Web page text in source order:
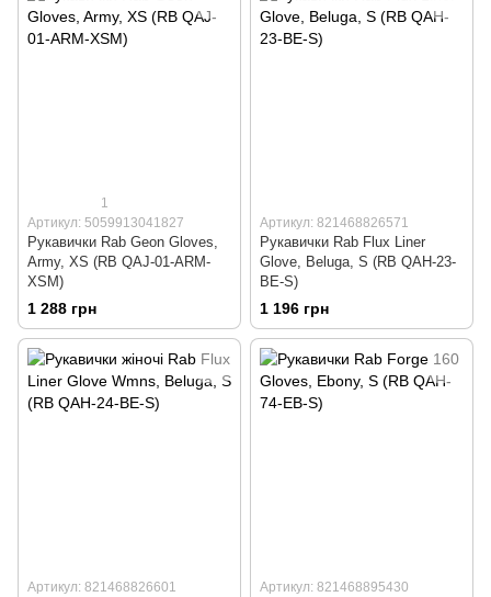
1
Артикул: 5059913041827
Рукавички Rab Geon Gloves,
Army, XS (RB QAJ-01-ARM-
XSM)
1 288 грн
Артикул: 821468826571
Рукавички Rab Flux Liner
Glove, Beluga, S (RB QAH-23-
BE-S)
1 196 грн
Артикул: 821468826601 Артикул: 821468895430